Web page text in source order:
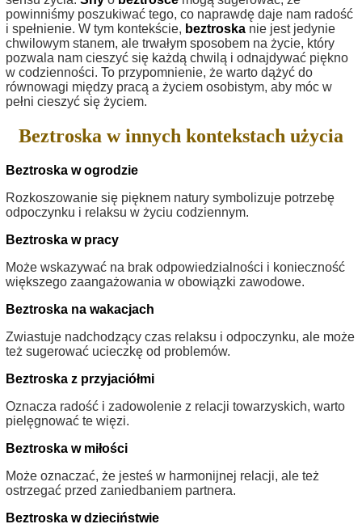
powinniśmy poszukiwać tego, co naprawdę daje nam radość
i spełnienie. W tym kontekście, beztroska nie jest jedynie
chwilowym stanem, ale trwałym sposobem na życie, który
pozwala nam cieszyć się każdą chwilą i odnajdywać piękno
w codzienności. To przypomnienie, że warto dążyć do
równowagi między pracą a życiem osobistym, aby móc w
pełni cieszyć się życiem.
Beztroska w innych kontekstach użycia
Beztroska w ogrodzie
Rozkoszowanie się pięknem natury symbolizuje potrzebę
odpoczynku i relaksu w życiu codziennym.
Beztroska w pracy
Może wskazywać na brak odpowiedzialności i konieczność
większego zaangażowania w obowiązki zawodowe.
Beztroska na wakacjach
Zwiastuje nadchodzący czas relaksu i odpoczynku, ale może
też sugerować ucieczkę od problemów.
Beztroska z przyjaciółmi
Oznacza radość i zadowolenie z relacji towarzyskich, warto
pielęgnować te więzi.
Beztroska w miłości
Może oznaczać, że jesteś w harmonijnej relacji, ale też
ostrzegać przed zaniedbaniem partnera.
Beztroska w dzieciństwie